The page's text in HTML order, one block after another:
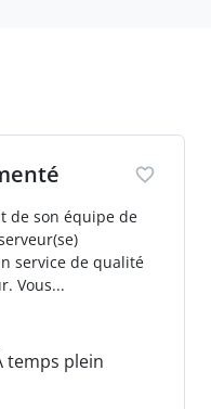
de son équipe de
service de qualité
Vous...
temps plein